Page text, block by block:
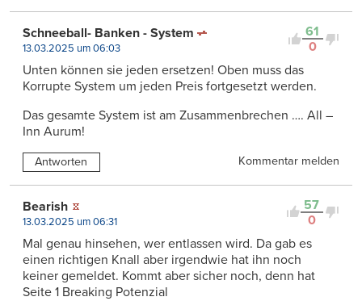
61
0
Schneeball- Banken - System
13.03.2025 um 06:03
Unten können sie jeden ersetzen! Oben muss das
Korrupte System um jeden Preis fortgesetzt werden.
Das gesamte System ist am Zusammenbrechen …. All –
Inn Aurum!
Antworten Kommentar melden
57
0
Bearish
13.03.2025 um 06:31
Mal genau hinsehen, wer entlassen wird. Da gab es
einen richtigen Knall aber irgendwie hat ihn noch
keiner gemeldet. Kommt aber sicher noch, denn hat
Seite 1 Breaking Potenzial